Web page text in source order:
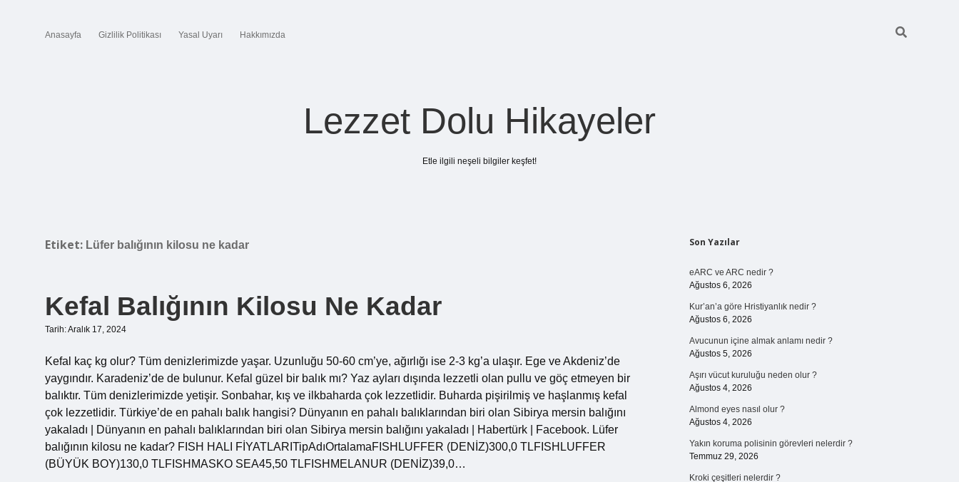
Anasayfa Gizlilik Politikası Yasal Uyarı Hakkımızda
Lezzet Dolu Hikayeler
Etle ilgili neşeli bilgiler keşfet!
Etiket: Lüfer balığının kilosu ne kadar
Kefal Balığının Kilosu Ne Kadar
Tarih: Aralık 17, 2024
Kefal kaç kg olur? Tüm denizlerimizde yaşar. Uzunluğu 50-60 cm’ye, ağırlığı ise 2-3 kg’a ulaşır. Ege ve Akdeniz’de
yaygındır. Karadeniz’de de bulunur. Kefal güzel bir balık mı? Yaz ayları dışında lezzetli olan pullu ve göç etmeyen bir
balıktır. Tüm denizlerimizde yetişir. Sonbahar, kış ve ilkbaharda çok lezzetlidir. Buharda pişirilmiş ve haşlanmış kefal
çok lezzetlidir. Türkiye’de en pahalı balık hangisi? Dünyanın en pahalı balıklarından biri olan Sibirya mersin balığını
yakaladı | Dünyanın en pahalı balıklarından biri olan Sibirya mersin balığını yakaladı | Habertürk | Facebook. Lüfer
balığının kilosu ne kadar? FISH HALI FİYATLARITipAdıOrtalamaFISHLUFFER (DENİZ)300,0 TLFISHLUFFER
(BÜYÜK BOY)130,0 TLFISHMASKO SEA45,50 TLFISHMELANUR (DENİZ)39,0…
Sidebar
Son Yazılar
eARC ve ARC nedir ?
Ağustos 6, 2026
Kur’an’a göre Hristiyanlık nedir ?
Ağustos 6, 2026
Avucunun içine almak anlamı nedir ?
Ağustos 5, 2026
Aşırı vücut kuruluğu neden olur ?
Ağustos 4, 2026
Almond eyes nasıl olur ?
Ağustos 4, 2026
Yakın koruma polisinin görevleri nelerdir ?
Temmuz 29, 2026
Kroki çeşitleri nelerdir ?